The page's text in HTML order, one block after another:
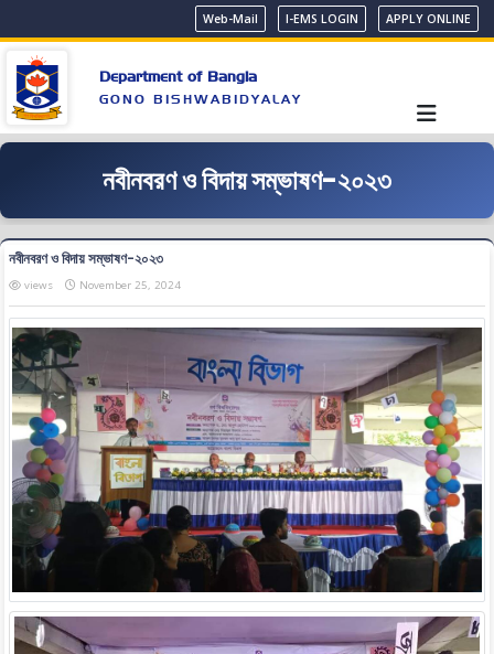
Web-Mail I-EMS LOGIN APPLY ONLINE
Department of Bangla
GONO BISHWABIDYALAY
নবীনবরণ ও বিদায় সম্ভাষণ-২০২৩
নবীনবরণ ও বিদায় সম্ভাষণ-২০২৩
views November 25, 2024